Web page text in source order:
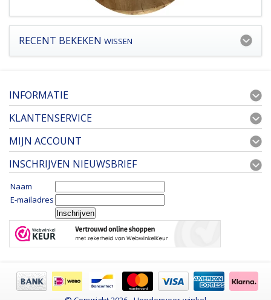
RECENT BEKEKEN WISSEN
INFORMATIE
KLANTENSERVICE
MIJN ACCOUNT
INSCHRIJVEN NIEUWSBRIEF
Naam
E-mailadres